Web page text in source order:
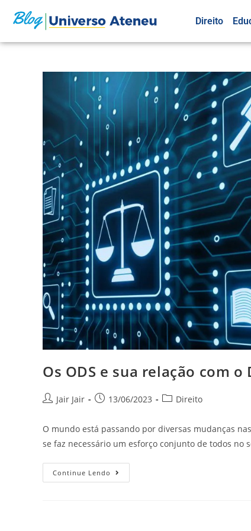
Direito
Os ODS e sua relação com
Jair Jair 13/06/2023 Direito
O mundo está passando por diversas mudanças
se faz necessário um esforço conjunto de todos no
Continue Lendo